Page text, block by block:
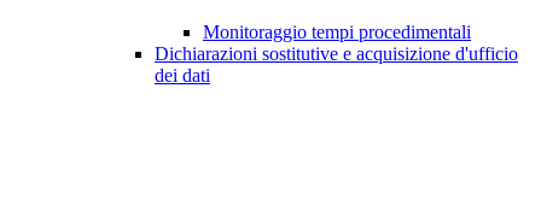
Monitoraggio tempi procedimentali
Dichiarazioni sostitutive e acquisizione d'ufficio
dei dati